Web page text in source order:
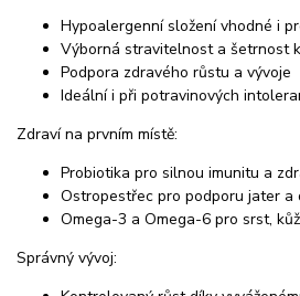
Hypoalergenní složení vhodné i
Výborná stravitelnost a šetrnost
Podpora zdravého růstu a vývoje
Ideální i při potravinových
Zdraví na prvním místě:
Probiotika pro silnou imunitu a
Ostropestřec pro podporu jater a
Omega-3 a Omega-6 pro srst,
Správný vývoj: